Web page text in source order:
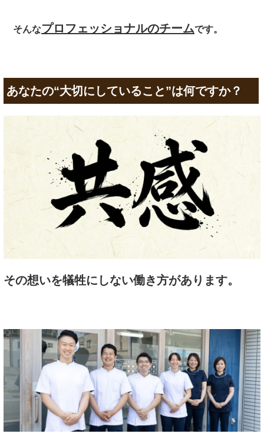
そんなプロフェッショナルのチームです。
あなたの“大切にしていること”は何ですか？
その想いを犠牲にしない働き方があります。